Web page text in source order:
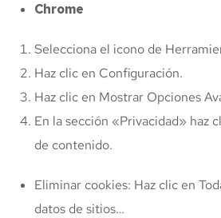
Chrome
Selecciona el icono de
Haz clic en Configuración.
Haz clic en Mostrar Opciones
En la sección «Privacidad» haz
de contenido.
Eliminar cookies: Haz clic en
datos de sitios…